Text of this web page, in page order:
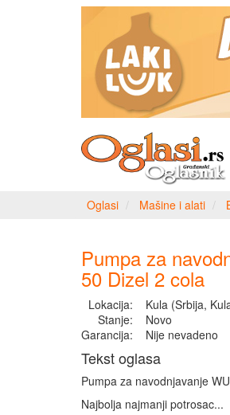
Oglasi Mašine i alati
Pumpa za
50 Dizel 2 cola
Lokacija:
Kula (Srbija,
Stanje:
Novo
Garancija:
Nije nevadeno
Tekst oglasa
Pumpa za navodnjavanje
Najbolja najmanji potrosac...